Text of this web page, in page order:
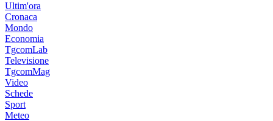
Ultim'ora
Cronaca
Mondo
Economia
TgcomLab
Televisione
TgcomMag
Video
Schede
Sport
Meteo